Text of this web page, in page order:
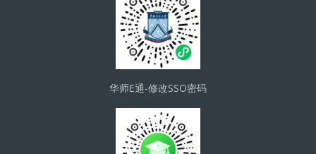
华师E通-修改SSO密码